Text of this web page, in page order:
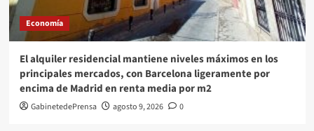
Economía
El alquiler residencial mantiene niveles máximos en los
principales mercados, con Barcelona ligeramente por
encima de Madrid en renta media por m2
GabinetedePrensa agosto 9, 2026 0